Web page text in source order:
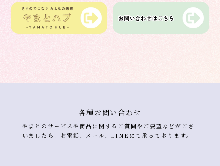
各種お問い合わせ
やまとのサービスや商品に関するご質問やご要望などがござ
いましたら、お電話、メール、LINEにて承っております。